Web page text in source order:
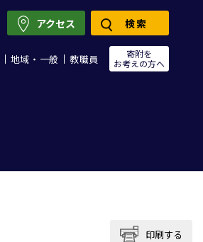
地域・一般 教職員
寄附を
お考えの方へ
アクセス 検索
印刷する